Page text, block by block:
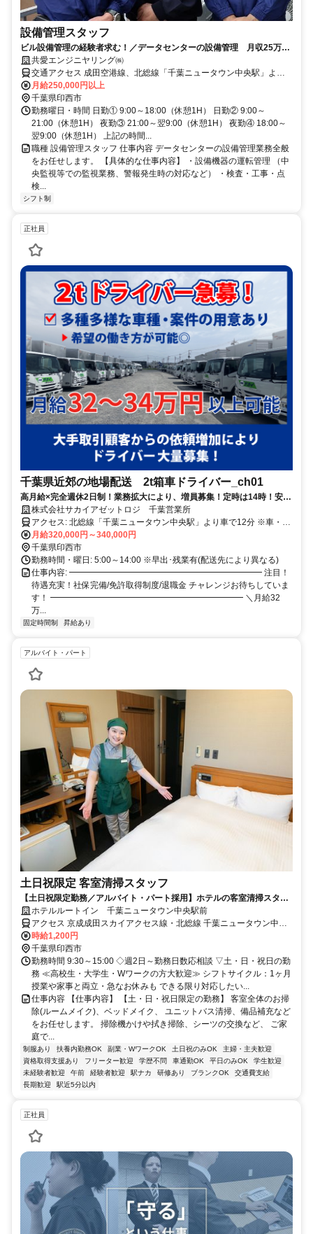
設備管理スタッフ
ビル設備管理の経験者求む！／データセンターの設備管理 月収25万円
以上 安定した仕事で社会に貢献◎
共愛エンジニヤリング㈱
交通アクセス 成田空港線、北総線「千葉ニュータウン中央駅」より
徒歩16分
月給250,000円以上
千葉県印西市
勤務曜日・時間 日勤① 9:00～18:00（休憩1H） 日勤② 9:00～
21:00（休憩1H） 夜勤③ 21:00～翌9:00（休憩1H） 夜勤④ 18:00～
翌9:00（休憩1H） 上記の時間...
職種 設備管理スタッフ 仕事内容 データセンターの設備管理業務全般
をお任せします。 【具体的な仕事内容】 ・設備機器の運転管理 （中
央監視等での監視業務、警報発生時の対応など） ・検査・工事・点
検...
シフト制
正社員
千葉県近郊の地場配送 2t箱車ドライバー_ch01
高月給×完全週休2日制！業務拡大により、増員募集！定時は14時！安定
企業で長期安心！他業種から転職した方も活躍中！
株式会社サカイアゼットロジ 千葉営業所
アクセス: 北総線「千葉ニュータウン中央駅」より車で12分 ※車・バ
イク通勤OK
月給320,000円～340,000円
千葉県印西市
勤務時間・曜日: 5:00～14:00 ※早出･残業有(配送先により異なる)
仕事内容: ━━━━━━━━━━━━━━━━━━━━━━━ 注目！
待遇充実！社保完備/免許取得制度/退職金 チャレンジお待ちしていま
す！ ━━━━━━━━━━━━━━━━━━━━━━━ ＼月給32
万...
固定時間制 昇給あり
アルバイト・パート
土日祝限定 客室清掃スタッフ
【土日祝限定勤務／アルバイト・パート採用】ホテルの客室清掃スタッ
フ／未経験歓迎！学生・主婦活躍中
ホテルルートイン 千葉ニュータウン中央駅前
アクセス 京成成田スカイアクセス線・北総線 千葉ニュータウン中央
徒歩約4分
時給1,200円
千葉県印西市
勤務時間 9:30～15:00 ◇週2日～勤務日数応相談 ▽土・日・祝日の勤
務 ≪高校生・大学生・Wワークの方大歓迎≫ シフトサイクル：1ヶ月
授業や家事と両立・急なお休みも できる限り対応したい...
仕事内容 【仕事内容】 【土・日・祝日限定の勤務】 客室全体のお掃
除(ルームメイク)、ベッドメイク、 ユニットバス清掃、備品補充など
をお任せします。 掃除機かけや拭き掃除、シーツの交換など、 ご家
庭で...
制服あり 扶養内勤務OK 副業・WワークOK 土日祝のみOK
主婦・主夫歓迎
資格取得支援あり
フリーター歓迎 学歴不問 車通勤OK 平日のみOK
学生歓迎
未経験者歓迎
午前 経験者歓迎 駅ナカ 研修あり ブランクOK
交通費支給
長期歓迎
駅近5分以内
正社員